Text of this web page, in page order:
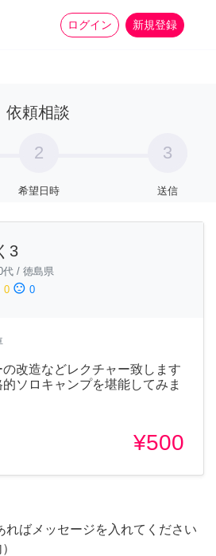
ログイン 新規登録
家事 more_horiz
依頼相談
2
希望日時
3
送信
3
代 / 徳島県
0 sentiment_dissatisfied 0
改造などレクチャー致します
ソロキャンプを堪能してみま
¥500
ればメッセージを入れてください